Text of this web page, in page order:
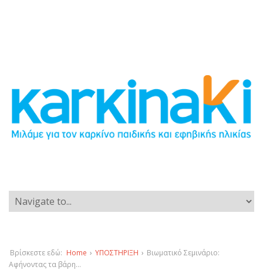
Βρίσκεστε εδώ: Home › ΥΠΟΣΤΗΡΙΞΗ › Βιωματικό Σεμινάριο:
Αφήνοντας τα βάρη…